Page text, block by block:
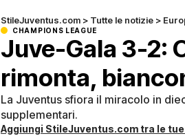
StileJuventus.com > Tutte le notizie >
CHAMPIONS LEAGUE
Juve-Gala 3-2:
rimonta,
La Juventus sfiora il miracolo in
supplementari.
Aggiungi StileJuventus.com tra le